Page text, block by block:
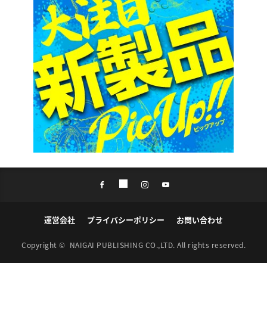
運営会社 プライバシーポリシー お問い合わせ
Copyright © NAIGAI PUBLISHING CO.,LTD. All rights reserved.